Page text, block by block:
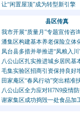
让“闲置屋顶”成为转型新引擎
县区传真
我市开展“质量月”专题宣传咨
潘集区构建基本养老保险立体
凤台县多措并举推进“凤粮入川
八公山区扎实推进城乡居民基
毛集实验区招商引资保持良好
田家庵区“春风行动”突出精准
八公山区全力应对H7N9疫情
谢家集区成功捣毁一处食品加